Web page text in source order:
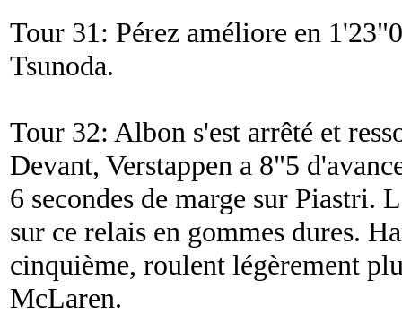
Tour 31: Pérez améliore en
Tsunoda.
Tour 32: Albon s'est arrêté et
Devant, Verstappen a 8"5
6 secondes de marge sur Piastri.
sur ce relais en gommes dures.
cinquième, roulent légèrement
McLaren.